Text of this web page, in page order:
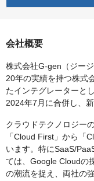
会社概要
株式会社G-gen（ジー
20年の実績を持つ株式
たインテグレーターと
2024年7月に合併し、
クラウドテクノロジー
「Cloud First」から「
います。特にSaaS/
ては、Google Cloudの
の潮流を捉え、両社の